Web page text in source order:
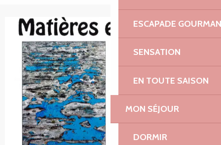
ESCAPADE
SENSATION
EN TOUTE SAISON
MON SÉJOUR
DORMIR
+1 photo